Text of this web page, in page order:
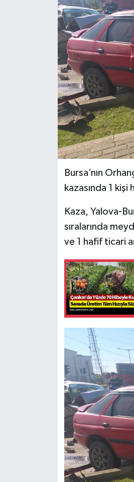
Bursa’nın
kazasında 1
Kaza, Yalova-
sıralarında
ve 1 hafif ticari
KÜLTÜR SANAT
MAGAZİN
SAĞLIK
SİYASET
TEKNOLOJİ
VİZYONDAKİLER